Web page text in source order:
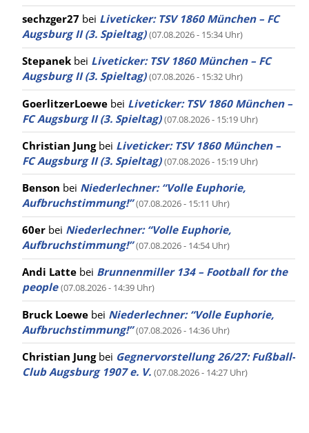
sechzger27 bei Liveticker: TSV 1860 München – FC
Augsburg II (3. Spieltag) (07.08.2026 - 15:34 Uhr)
Stepanek bei Liveticker: TSV 1860 München – FC
Augsburg II (3. Spieltag) (07.08.2026 - 15:32 Uhr)
GoerlitzerLoewe bei Liveticker: TSV 1860 München –
FC Augsburg II (3. Spieltag) (07.08.2026 - 15:19 Uhr)
Christian Jungbei Liveticker: TSV 1860 München –
FC Augsburg II (3. Spieltag) (07.08.2026 - 15:19 Uhr)
Benson bei Niederlechner: “Volle Euphorie,
Aufbruchstimmung!” (07.08.2026 - 15:11 Uhr)
60er bei Niederlechner: “Volle Euphorie,
Aufbruchstimmung!” (07.08.2026 - 14:54 Uhr)
Andi Latte bei Brunnenmiller 134 – Football for the
people (07.08.2026 - 14:39 Uhr)
Bruck Loewe bei Niederlechner: “Volle Euphorie,
Aufbruchstimmung!” (07.08.2026 - 14:36 Uhr)
Christian Jungbei Gegnervorstellung 26/27: Fußball-
Club Augsburg 1907 e. V. (07.08.2026 - 14:27 Uhr)